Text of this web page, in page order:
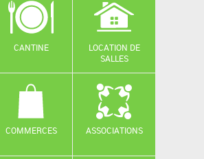
CANTINE
LOCATION DE
SALLES
COMMERCES ASSOCIATIONS